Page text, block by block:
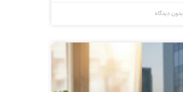
بدون دیدگاه